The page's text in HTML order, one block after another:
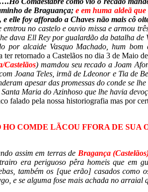
de Braguança;e em huma aldeã
e elle foy afforado a Chaves não mais cô
no castelo e ouvio missa e armou
dava Ell Rey por gualardão da batalha de
por alcaide Vasquo Machado, hum
ter retornado a Castelãos no dia 3 de Maio
Castelãos) mamdou seu recado a Joam
Joana Teles, irmã de Ldeonor e Tia de
apesar das promessas do conde se lhe
Maria do Azinhoso que lhe havia
falado pela nossa historiografia mas por
HO COMDE LÃCOU FFORA DE SUA
assim em terras de Bragança
era periguoso pêra homeis que em
também os [que erão] casados como
e se alguma fose mais achada no